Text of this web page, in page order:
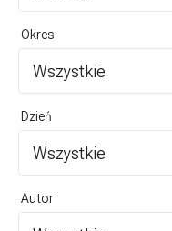
Okres
Wszystkie
Dzień
Wszystkie
Autor